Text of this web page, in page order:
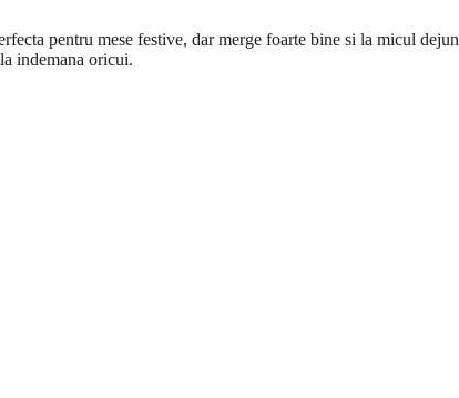
pentru mese festive, dar merge foarte bine si la micul dejun
indemana oricui.